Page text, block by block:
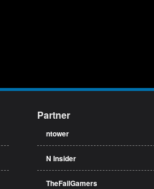
Partner
ntower
N Insider
TheFailGamers